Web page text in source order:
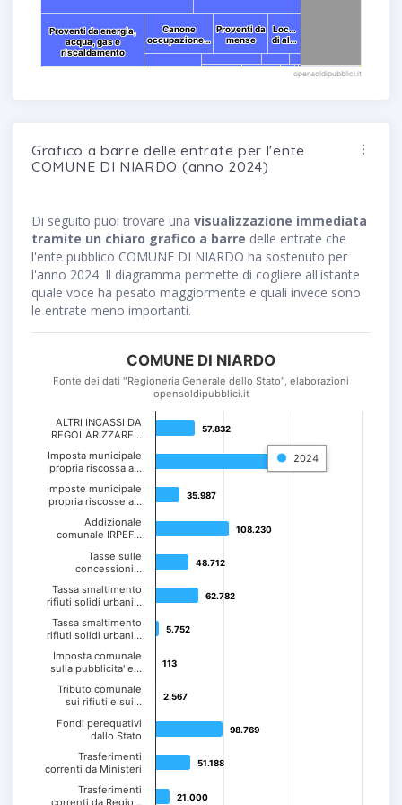
Proventi da energia,
acqua, gas e
riscaldamento
Proventi da energia,
acqua, gas e
riscaldamento
Proventi da
mense
Proventi da
mense
Canone
occupazione…
Canone
occupazione…
Loc…
di al…
Loc…
di al…
opensoldipubblici.it
Grafico a barre delle entrate per l'ente
COMUNE DI NIARDO (anno 2024)
Di seguito puoi trovare una visualizzazione immediata
tramite un chiaro grafico a barre delle entrate che
l'ente pubblico COMUNE DI NIARDO ha sostenuto per
l'anno 2024. Il diagramma permette di cogliere all'istante
quale voce ha pesato maggiormente e quali invece sono
le entrate meno importanti.
COMUNE DI NIARDO
Fonte dei dati "Regioneria Generale dello Stato", elaborazioni
opensoldipubblici.it
57.832
57.832
244.631
244.631
35.987
35.987
108.230
108.230
48.712
48.712
62.782
62.782
5.752
5.752
113
113
2.567
2.567
98.769
98.769
51.188
51.188
21.000
21.000
2024
ALTRI INCASSI DA
REGOLARIZZARE…
Imposta municipale
propria riscossa a…
Imposte municipale
propria riscosse a…
Addizionale
comunale IRPEF…
Tasse sulle
concessioni…
Tassa smaltimento
rifiuti solidi urbani…
Tassa smaltimento
rifiuti solidi urbani…
Imposta comunale
sulla pubblicita' e…
Tributo comunale
sui rifiuti e sui…
Fondi perequativi
dallo Stato
Trasferimenti
correnti da Ministeri
Trasferimenti
correnti da Regio…